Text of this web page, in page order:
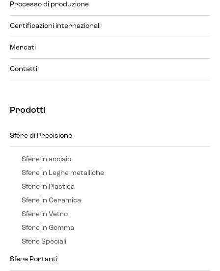
Processo di produzione
Certificazioni internazionali
Mercati
Contatti
Prodotti
Sfere di Precisione
Sfere in acciaio
Sfere in Leghe metalliche
Sfere in Plastica
Sfere in Ceramica
Sfere in Vetro
Sfere in Gomma
Sfere Speciali
Sfere Portanti